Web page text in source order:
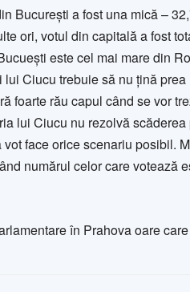
București a fost una mică –
ori, votul din capitală a fost
este cel mai mare din
Ciucu trebuie să nu țină
foarte rău capul când se vor
lui Ciucu nu rezolvă
face orice scenariu posibil.
numărul celor care votează
în Prahova oare